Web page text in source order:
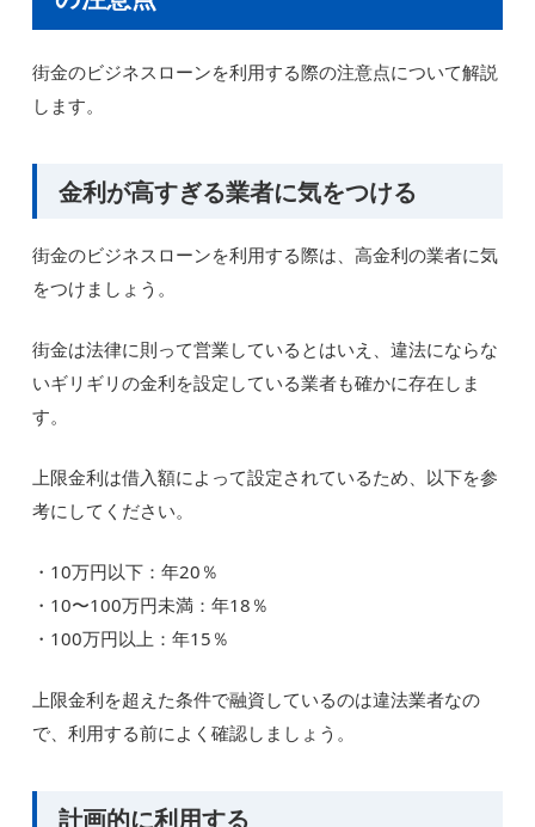
街金のビジネスローンを利用する際の注意点について解説
します。
金利が高すぎる業者に気をつける
街金のビジネスローンを利用する際は、高金利の業者に気
をつけましょう。
街金は法律に則って営業しているとはいえ、違法にならな
いギリギリの金利を設定している業者も確かに存在しま
す。
上限金利は借入額によって設定されているため、以下を参
考にしてください。
・10万円以下：年20％
・10〜100万円未満：年18％
・100万円以上：年15％
上限金利を超えた条件で融資しているのは違法業者なの
で、利用する前によく確認しましょう。
計画的に利用する